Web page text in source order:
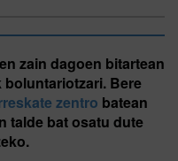
zain dagoen bitartean
Bere
zentro batean
talde bat osatu dute